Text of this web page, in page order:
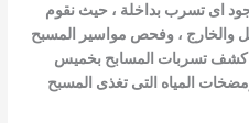
اى تسرب بداخلة ، حيث نقوم
والخارج ، وفحص مواسير المسبح
كشف تسربات المسابح بخميس
المياه التى تغذى المسبح